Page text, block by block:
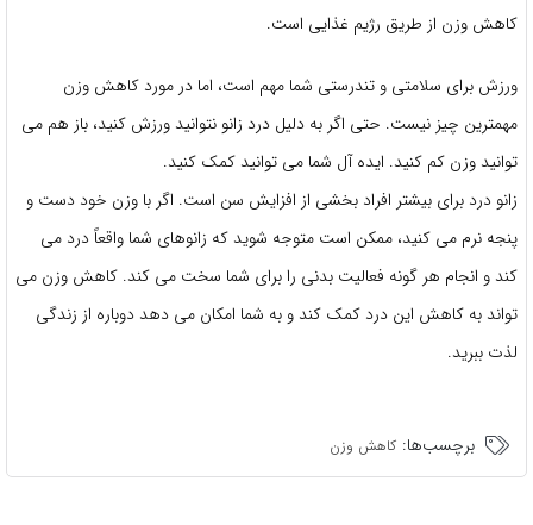
کاهش وزن از طریق رژیم غذایی است.
ورزش برای سلامتی و تندرستی شما مهم است، اما در مورد کاهش وزن
مهمترین چیز نیست. حتی اگر به دلیل درد زانو نتوانید ورزش کنید، باز هم می
توانید وزن کم کنید. ایده آل شما می توانید کمک کنید.
زانو درد برای بیشتر افراد بخشی از افزایش سن است. اگر با وزن خود دست و
پنجه نرم می کنید، ممکن است متوجه شوید که زانوهای شما واقعاً درد می
کند و انجام هر گونه فعالیت بدنی را برای شما سخت می کند. کاهش وزن می
تواند به کاهش این درد کمک کند و به شما امکان می دهد دوباره از زندگی
لذت ببرید.
برچسب‌ها: کاهش وزن